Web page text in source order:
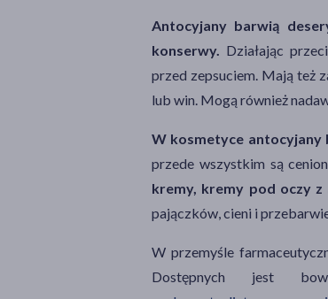
Antocyjany barwią
konserwy. Działając
przed zepsuciem. Mają też
lub win. Mogą również
W kosmetyce antocyjany
przede wszystkim są
kremy, kremy pod oczy
pajączków, cieni i
W przemyśle
Dostępnych jest